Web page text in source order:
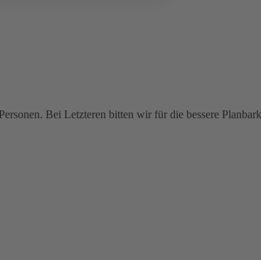
Bei Letzteren bitten wir für die bessere